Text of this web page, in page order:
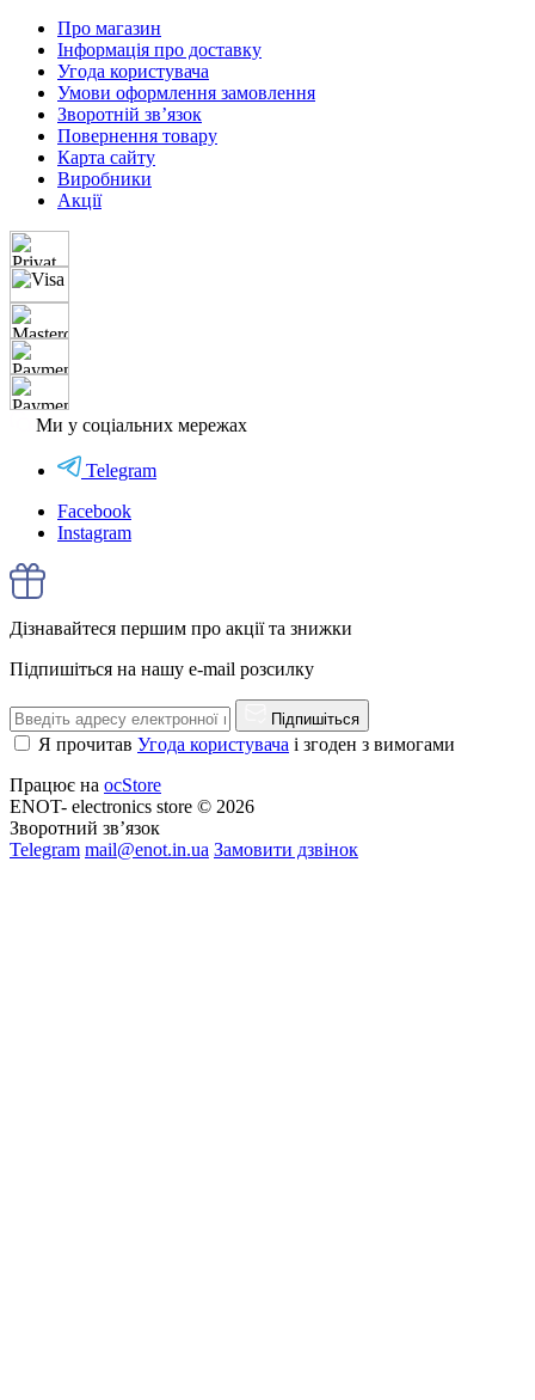
Про магазин
Інформація про доставку
Угода користувача
Умови оформлення замовлення
Зворотній зв’язок
Повернення товару
Карта сайту
Виробники
Акції
Ми у соціальних мережах
Telegram
Facebook
Instagram
Дізнавайтеся першим про акції та знижки
Підпишіться на нашу e-mail розсилку
Підпишіться
Я прочитав Угода користувача і згоден з вимогами
Працює на ocStore
ENOT- electronics store © 2026
Зворотний зв’язок
Telegram mail@enot.in.ua Замовити дзвінок